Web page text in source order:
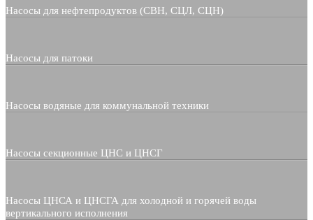
Насосы для нефтепродуктов (СВН, СЦЛ, СЦН)
Насосы для патоки
Насосы водяные для коммунальной техники
Насосы секционные ЦНС и ЦНСГ
Насосы ЦНСА и ЦНСГА для холодной и горячей воды
вертикального исполнения